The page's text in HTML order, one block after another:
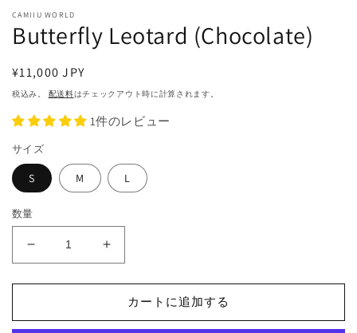
で
メ
デ
ア
を
開
く
CAMIIU WORLD
Butterfly Leotard (Chocolate)
通
常
価
格
¥11,000 JPY
税込み。 配送料はチェックアウト時に計算されます。
1件のレビュー
サイズ
S M L
数量
Butterfly
Leotard
(Chocolate)
数
Butterfly
Leotard
(Chocolate)
数
カートに追加する